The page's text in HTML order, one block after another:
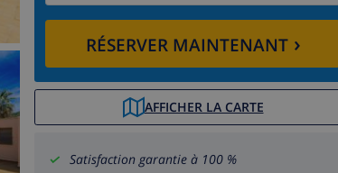
RÉSERVER MAINTENANT›
AFFICHER LA CARTE
Satisfaction garantie à 100 %